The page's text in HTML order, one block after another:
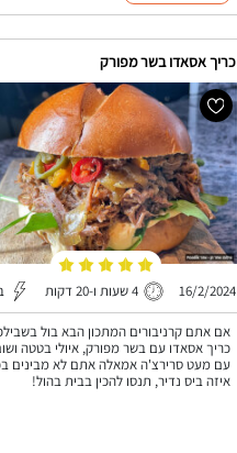
כריך אסאדו בשר מפורק
16/2/2024 4 שעות ו-20 דקות
אם אתם קרניבורים המתכון הבא בול
כריך אסאדו עם בשר מפורק, איולי בטטה
עם מעט סרירצ'ה אמאלה אתם לא מבינים
איזה ביס נדיר, תנסו להכין בבית בהול!